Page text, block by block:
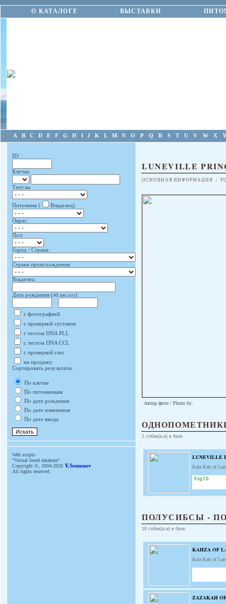
О КАТАЛОГЕ ВЫСТАВКИ
A B C D E F G H I J K L M N O P Q R S T U V W X Y
ID:
Кличка:
Титулы
Питомник ( Владелец):
Окрас:
Пол:
Город / Страна:
Страна происхождения:
Владелец:
Дата рождения (дд.мм.гггг):
с фотографией
с проверкой суставов
с тестом DNA PLL
с тестом DNA CCL
с проверкой глаз
на продажу
Сортировать результаты:
По кличке
По питомникам
По дате рождения
По дате изменения
По дате ввода
Web scripts
''Virtual breed database''
Copyright ©, 2004-2026 Y.Semenov
All rights reserved.
LUNEVILLE
ОСНОВНАЯ ИНФОРМАЦИЯ /
Автор фото / Photo by:
1 собак(а,и) в базе
LUNEVILLE
Kala Kah of
Eng.Ch
ПОЛУСИБСЫ -
16 собак(а,и) в базе
KAHZA OF
Kala Kah of
ZAZAKAH